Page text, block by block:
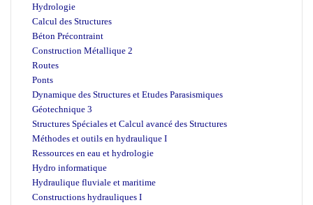
Hydrologie
Calcul des Structures
Béton Précontraint
Construction Métallique 2
Routes
Ponts
Dynamique des Structures et Etudes Parasismiques
Géotechnique 3
Structures Spéciales et Calcul avancé des Structures
Méthodes et outils en hydraulique I
Ressources en eau et hydrologie
Hydro informatique
Hydraulique fluviale et maritime
Constructions hydrauliques I